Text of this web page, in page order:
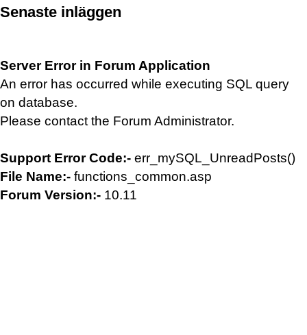
Senaste inläggen
Server Error in Forum Application
An error has occurred while executing SQL query
on database.
Please contact the Forum Administrator.
Support Error Code:- err_mySQL_UnreadPosts()
File Name:- functions_common.asp
Forum Version:- 10.11